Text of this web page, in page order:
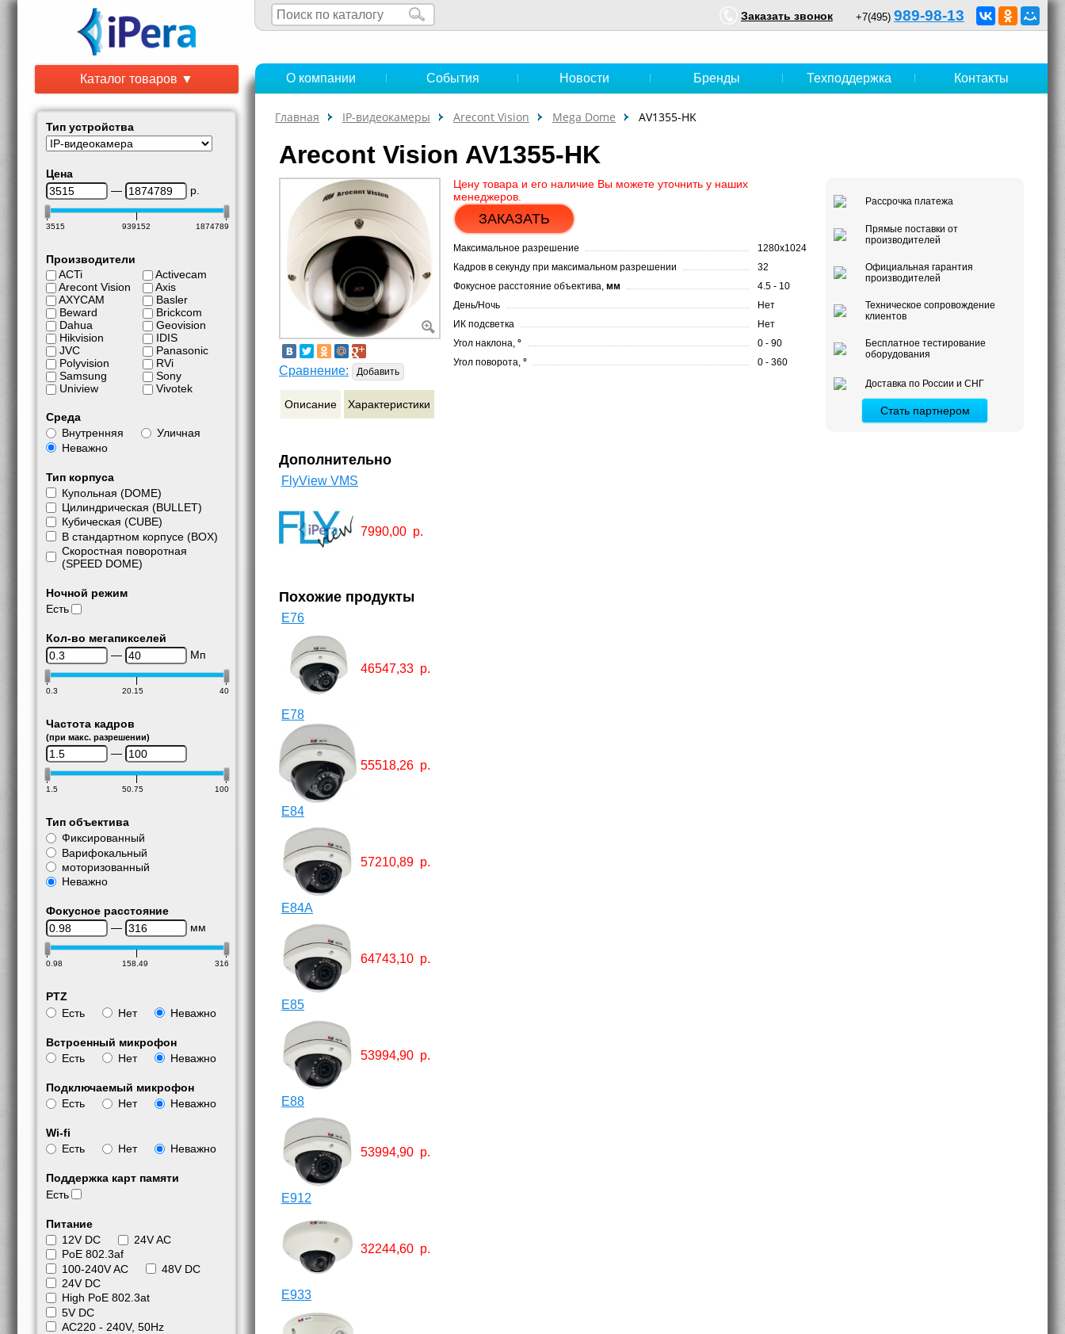
+7(495) 989-98-13
Заказать звонок
Каталог товаров ▼
Тип устройства
Цена
—
р.
3515 939152 1874789
Производители
ACTi
Arecont Vision
AXYCAM
Beward
Dahua
Hikvision
JVC
Polyvision
Samsung
Uniview
Activecam
Axis
Basler
Brickcom
Geovision
IDIS
Panasonic
RVi
Sony
Vivotek
Среда
Внутренняя
Уличная
Неважно
Тип корпуса
Купольная (DOME)
Цилиндрическая (BULLET)
Кубическая (CUBE)
В стандартном корпусе (BOX)
Скоростная поворотная
(SPEED DOME)
Ночной режим
Есть
Кол-во мегапикселей
—
Мп
0.3 20.15 40
Частота кадров
(при макс. разрешении)
—
1.5 50.75 100
Тип объектива
Фиксированный
Варифокальный
моторизованный
Неважно
Фокусное расстояние
—
мм
0.98 158.49 316
PTZ
Есть
Нет Неважно
Встроенный микрофон
Есть
Нет Неважно
Подключаемый микрофон
Есть
Нет Неважно
Wi-fi
Есть
Нет Неважно
Поддержка карт памяти
Есть
Питание
12V DC
24V AC
PoE 802.3af
100-240V AC
48V DC
24V DC
High PoE 802.3at
5V DC
АС220 - 240V, 50Hz
О компании События Новости Бренды Техподдержка Контакты
Главная IP-видеокамеры Arecont Vision Mega Dome AV1355-HK
Arecont Vision AV1355-HK
Сравнение: Добавить
Описание Характеристики
Цену товара и его наличие Вы можете уточнить у наших
менеджеров.
ЗАКАЗАТЬ
Максимальное разрешение
1280x1024
Кадров в секунду при максимальном разрешении
32
Фокусное расстояние объектива, мм
4.5 - 10
День/Ночь
Нет
ИК подсветка
Нет
Угол наклона, °
0 - 90
Угол поворота, ° 0 - 360
Рассрочка платежа
Прямые поставки от
производителей
Официальная гарантия
производителей
Техническое сопровождение
клиентов
Бесплатное тестирование
оборудования
Доставка по России и СНГ
Стать партнером
Дополнительно
FlyView VMS
7990,00 р.
Похожие продукты
E76
46547,33 р.
E78
55518,26 р.
E84
57210,89 р.
E84A
64743,10 р.
E85
53994,90 р.
E88
53994,90 р.
E912
32244,60 р.
E933